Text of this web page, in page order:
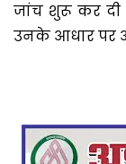
जांच शुरू कर दी
उनके आधार पर